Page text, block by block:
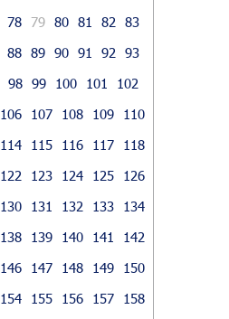
78 79 80 81 82
83
88 89 90 91 92
93
98 99 100 101
102
106 107 108 109
110
114 115 116 117
118
122 123 124 125
126
130 131 132 133
134
138 139 140 141
142
146 147 148 149
150
154 155 156 157
158